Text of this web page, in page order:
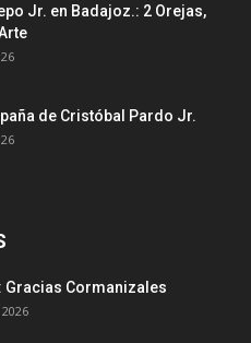
Jr. en Badajoz.: 2 Orejas,
de Cristóbal Pardo Jr.
Cormanizales